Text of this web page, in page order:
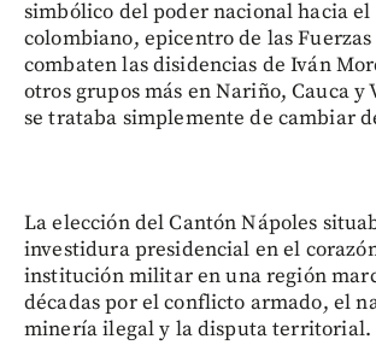
simbólico del poder nacional hacia el
colombiano, epicentro de las
combaten las disidencias de Iván
otros grupos más en Nariño, Cauca y
se trataba simplemente de cambiar
La elección del Cantón Nápoles
investidura presidencial en el
institución militar en una región
décadas por el conflicto armado, el
minería ilegal y la disputa territorial.